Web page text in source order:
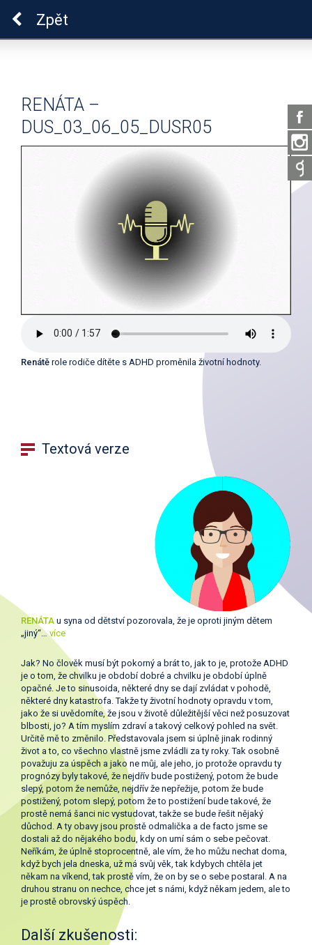
Zpět
RENÁTA –
DUS_03_06_05_DUSR05
Renátě role rodiče dítěte s ADHD proměnila životní hodnoty.
Textová verze
RENÁTA u syna od dětství pozorovala, že je oproti jiným dětem
„jiný“…více
Jak? No člověk musí být pokorný a brát to, jak to je, protože ADHD
je o tom, že chvilku je období dobré a chvilku je období úplně
opačné. Je to sinusoida, některé dny se dají zvládat v pohodě,
některé dny katastrofa. Takže ty životní hodnoty opravdu v tom,
jako že si uvědomíte, že jsou v životě důležitější věci než posuzovat
blbosti, jo? A tím myslím zdraví a takový celkový pohled na svět.
Určitě mě to změnilo. Představovala jsem si úplně jinak rodinný
život a to, co všechno vlastně jsme zvládli za ty roky. Tak osobně
považuju za úspěch a jako ne můj, ale jeho, jo protože opravdu ty
prognózy byly takové, že nejdřív bude postižený, potom že bude
slepý, potom že nemůže, nejdřív že nepřežije, potom že bude
postižený, potom slepý, potom že to postižení bude takové, že
prostě nemá šanci nic vystudovat, takže se bude řešit nějaký
důchod. A ty obavy jsou prostě odmalička a de facto jsme se
dostali až do nějakého bodu, kdy on umí sám o sebe pečovat.
Neříkám, že úplně stoprocentně, ale vím, že ho můžu nechat doma,
když bych jela dneska, už má svůj věk, tak kdybych chtěla jet
někam na víkend, tak prostě vím, že on by se o sebe postaral. A na
druhou stranu on nechce, chce jet s námi, když někam jedem, ale to
je prostě obrovský úspěch.
Další zkušenosti: